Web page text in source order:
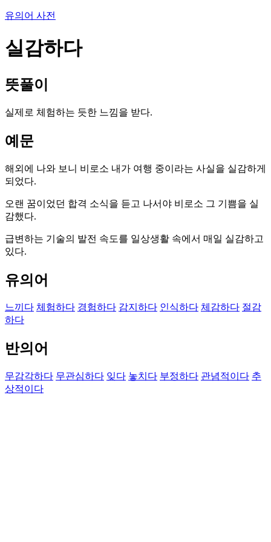
유의어 사전
실감하다
뜻풀이
실제로 체험하는 듯한 느낌을 받다.
예문
해외에 나와 보니 비로소 내가 여행 중이라는 사실을 실감하게
되었다.
오랜 꿈이었던 합격 소식을 듣고 나서야 비로소 그 기쁨을 실
감했다.
급변하는 기술의 발전 속도를 일상생활 속에서 매일 실감하고
있다.
유의어
느끼다 체험하다 경험하다 감지하다 인식하다 체감하다 절감
하다
반의어
무감각하다 무관심하다 잊다 놓치다 부정하다 관념적이다 추
상적이다